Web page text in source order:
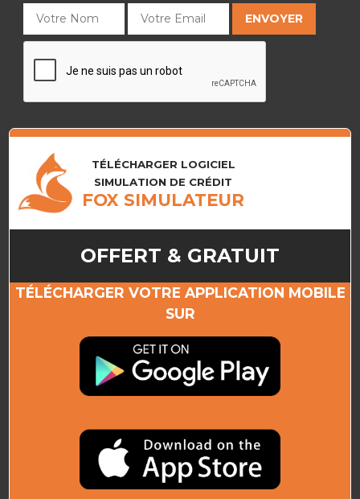
TÉLÉCHARGER LOGICIEL
SIMULATION DE CRÉDIT
FOX SIMULATEUR
OFFERT & GRATUIT
TÉLÉCHARGER VOTRE APPLICATION MOBILE
SUR